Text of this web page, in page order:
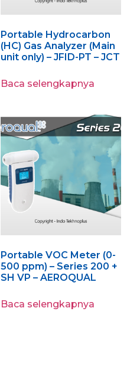
Portable Hydrocarbon
(HC) Gas Analyzer (Main
unit only) – JFID-PT – JCT
Baca selengkapnya
Portable VOC Meter (0-
500 ppm) – Series 200 +
SH VP – AEROQUAL
Baca selengkapnya